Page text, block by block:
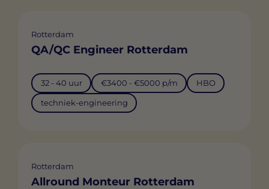
Rotterdam
QA/QC Engineer Rotterdam
32 - 40 uur €3400 - €5000 p/m HBO
techniek-engineering
Rotterdam
Allround Monteur Rotterdam